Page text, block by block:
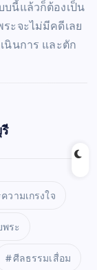
บนี้แล้วก็ต้องเป็น
ะจะไม่มีคดีเลย
นินการ และตัก
ความเกรงใจ
ระ
ศีลธรรมเสื่อม